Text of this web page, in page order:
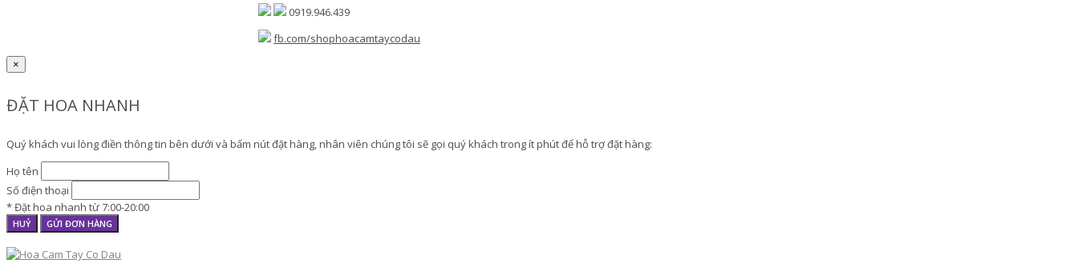
0919.946.439
fb.com/shophoacamtaycodau
×
ĐẶT HOA NHANH
Quý khách vui lòng điền thông tin bên dưới và bấm nút đặt hàng, nhân viên chúng tôi sẽ gọi quý khách trong ít phút để hỗ trợ đặt hàng:
Họ tên
Số điện thoại
* Đặt hoa nhanh từ 7:00-20:00
HUỶ GỬI ĐƠN HÀNG